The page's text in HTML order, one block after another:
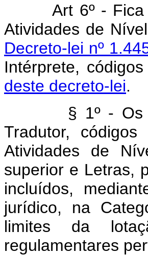
Art 6º - Fica
Atividades de
Decreto-lei nº
Intérprete,
deste decreto-lei.
§ 1º - Os
Tradutor,
Atividades de
superior e Letras,
incluídos,
jurídico, na
limites da
regulamentares